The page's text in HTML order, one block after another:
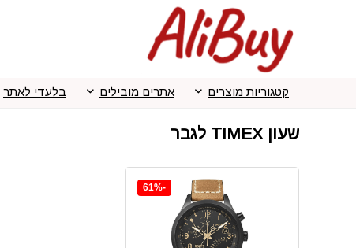
קטגוריות מוצרים אתרים מובילים בלעדי לאתר
שעון TIMEX לגבר
-61%